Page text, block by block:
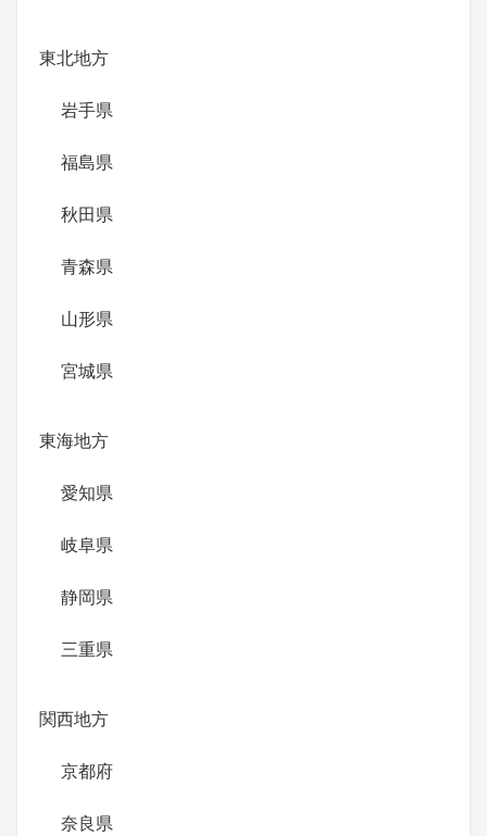
東北地方
岩手県
福島県
秋田県
青森県
山形県
宮城県
東海地方
愛知県
岐阜県
静岡県
三重県
関西地方
京都府
奈良県